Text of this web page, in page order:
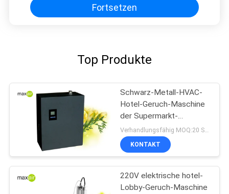
Fortsetzen
Top Produkte
Schwarz-Metall-HVAC-
Hotel-Geruch-Maschine
der Supermarkt-
Großmacht-1000ml
Verhandlungsfähig MOQ:20 Stücke
KONTAKT
220V elektrische hotel-
Lobby-Geruch-Maschine